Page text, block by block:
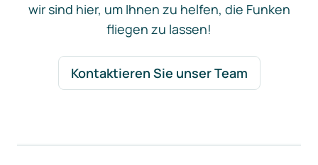
wir sind hier, um Ihnen zu helfen, die Funken
fliegen zu lassen!
Kontaktieren Sie unser Team